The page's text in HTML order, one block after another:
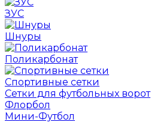
ЗУС
Шнуры
Поликарбонат
Спортивные сетки
Сетки для футбольных ворот
Флорбол
Мини-Футбол